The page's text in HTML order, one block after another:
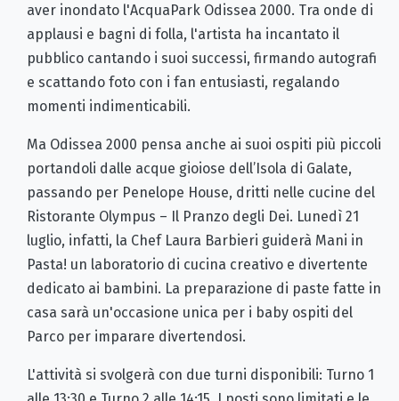
aver inondato l'AcquaPark Odissea 2000. Tra onde di
applausi e bagni di folla, l'artista ha incantato il
pubblico cantando i suoi successi, firmando autografi
e scattando foto con i fan entusiasti, regalando
momenti indimenticabili.
Ma Odissea 2000 pensa anche ai suoi ospiti più piccoli
portandoli dalle acque gioiose dell’Isola di Galate,
passando per Penelope House, dritti nelle cucine del
Ristorante Olympus – Il Pranzo degli Dei. Lunedì 21
luglio, infatti, la Chef Laura Barbieri guiderà Mani in
Pasta! un laboratorio di cucina creativo e divertente
dedicato ai bambini. La preparazione di paste fatte in
casa sarà un'occasione unica per i baby ospiti del
Parco per imparare divertendosi.
L'attività si svolgerà con due turni disponibili: Turno 1